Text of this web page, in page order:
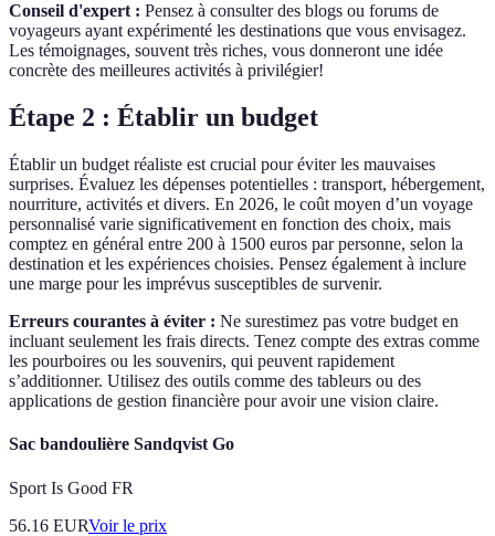
Conseil d'expert : Pensez à consulter des blogs ou forums de
voyageurs ayant expérimenté les destinations que vous envisagez.
Les témoignages, souvent très riches, vous donneront une idée
concrète des meilleures activités à privilégier!
Étape 2 : Établir un budget
Établir un budget réaliste est crucial pour éviter les mauvaises
surprises. Évaluez les dépenses potentielles : transport, hébergement,
nourriture, activités et divers. En 2026, le coût moyen d’un voyage
personnalisé varie significativement en fonction des choix, mais
comptez en général entre 200 à 1500 euros par personne, selon la
destination et les expériences choisies. Pensez également à inclure
une marge pour les imprévus susceptibles de survenir.
Erreurs courantes à éviter : Ne surestimez pas votre budget en
incluant seulement les frais directs. Tenez compte des extras comme
les pourboires ou les souvenirs, qui peuvent rapidement
s’additionner. Utilisez des outils comme des tableurs ou des
applications de gestion financière pour avoir une vision claire.
Sac bandoulière Sandqvist Go
Sport Is Good FR
56.16 EURVoir le prix